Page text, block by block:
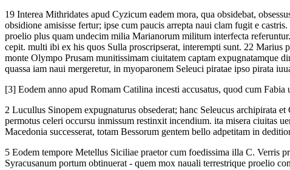
19 Interea Mithridates apud Cyzicum eadem mora, qua obsidebat,
obsidione amisisse fertur; ipse cum paucis arrepta naui clam fugit e castris.
proelio plus quam undecim milia Marianorum militum interfecta referuntur.
cepit. multi ibi ex his quos Sulla proscripserat, interempti sunt. 22 Marius
monte Olympo Prusam munitissimam ciuitatem captam expugnatamque
quassa iam naui mergeretur, in myoparonem Seleuci piratae ipso pirata
[3] Eodem anno apud Romam Catilina incesti accusatus, quod cum
2 Lucullus Sinopem expugnaturus obsederat; hanc Seleucus archipirata
permotus celeri occursu inmissum restinxit incendium. ita misera ciuitas
Macedonia successerat, totam Bessorum gentem bello adpetitam in
5 Eodem tempore Metellus Siciliae praetor cum foedissima illa C. Verris
Syracusanum portum obtinuerat - quem mox nauali terrestrique proelio